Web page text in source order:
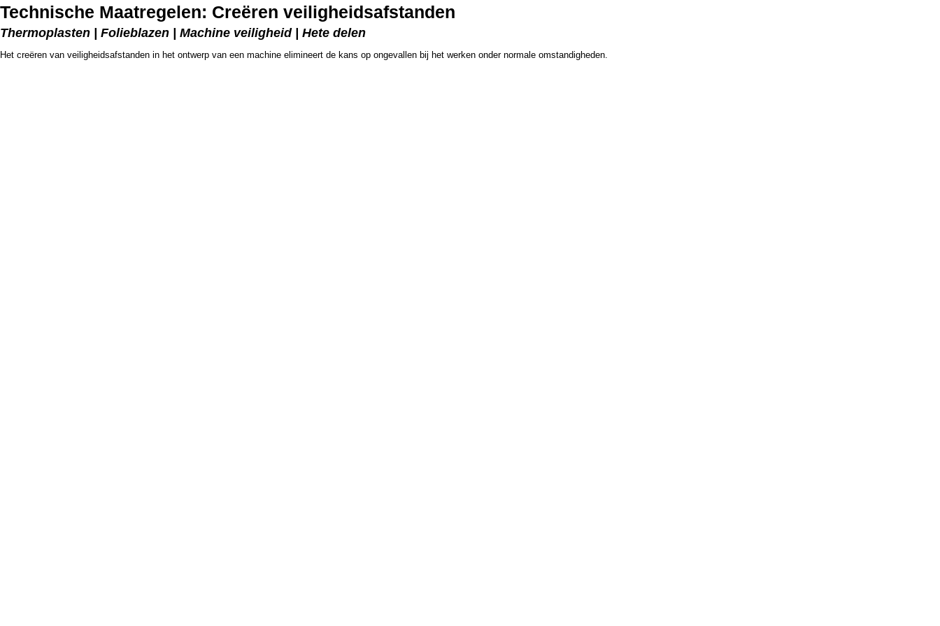
Technische Maatregelen: Creëren veiligheidsafstanden
Thermoplasten | Folieblazen | Machine veiligheid | Hete delen
Het creëren van veiligheidsafstanden in het ontwerp van een machine elimineert de kans op ongevallen bij het werken onder normale omstandigheden.